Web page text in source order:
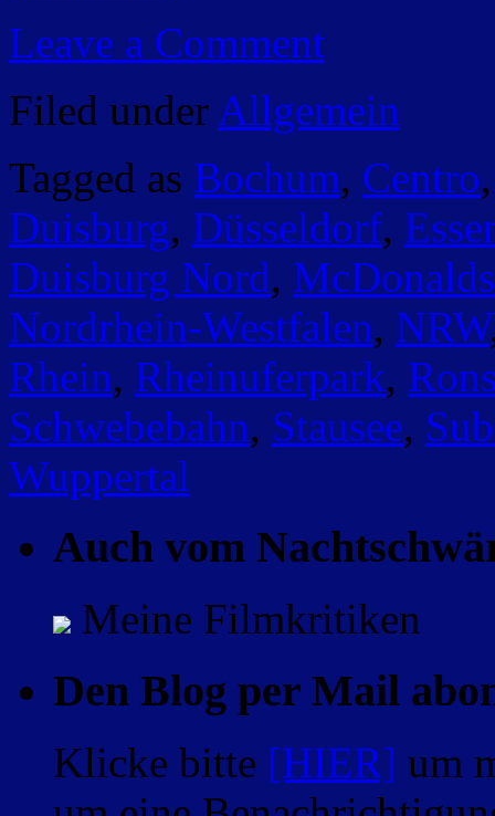
Leave a Comment
Filed under Allgemein
Tagged as Bochum, Centro
Duisburg, Düsseldorf,
Duisburg Nord, McDonalds
Nordrhein-Westfalen, NRW
Rhein, Rheinuferpark,
Schwebebahn, Stausee,
Wuppertal
Auch vom
Meine Filmkritiken
Den Blog per Mail
Klicke bitte [HIER] um